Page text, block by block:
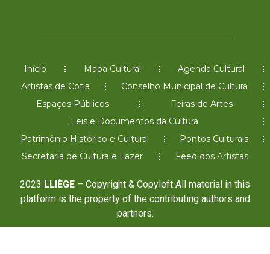
Início Mapa Cultural
Agenda Cultural
Artistas de Cotia
Conselho Municipal de Cultura
Espaços Públicos
Feiras de Artes
Leis e Documentos da Cultura
Patrimônio Histórico e Cultural
Pontos Culturais
Secretaria de Cultura e Lazer
Feed dos Artistas
2023 LLIÈGE – Copyright & Copyleft All material in this
platform is the property of the contributing authors and
partners.